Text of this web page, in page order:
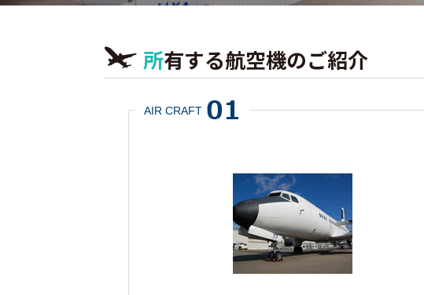
所有する航空機のご紹介
AIR CRAFT